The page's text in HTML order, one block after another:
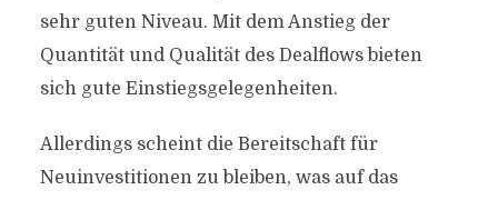
sehr guten Niveau. Mit dem Anstieg der
Quantität und Qualität des Dealflows bieten
sich gute Einstiegsgelegenheiten.
Allerdings scheint die Bereitschaft für
Neuinvestitionen zu bleiben, was auf das